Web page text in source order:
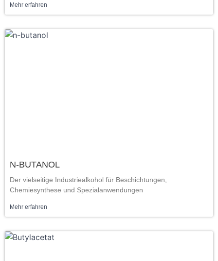
Mehr erfahren
N-BUTANOL
Der vielseitige Industriealkohol für Beschichtungen,
Chemiesynthese und Spezialanwendungen
Mehr erfahren